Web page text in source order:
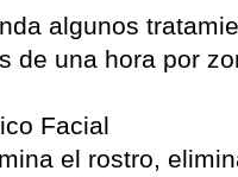
algunos
de una hora por
Facial
el rostro,